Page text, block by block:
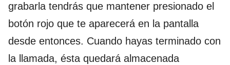
grabarla tendrás que mantener presionado el
botón rojo que te aparecerá en la pantalla
desde entonces. Cuando hayas terminado con
la llamada, ésta quedará almacenada